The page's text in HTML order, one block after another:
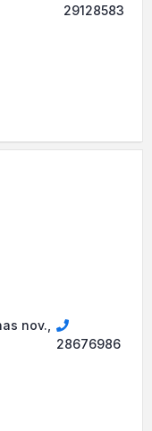
29128583
nov.,
28676986